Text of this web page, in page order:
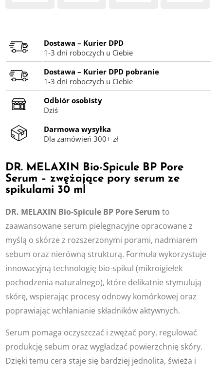
Dostawa – Kurier DPD
1-3 dni roboczych u Ciebie
Dostawa – Kurier DPD pobranie
1-3 dni roboczych u Ciebie
Odbiór osobisty
Dziś
Darmowa wysyłka
Dla zamówień 300+ zł
DR. MELAXIN Bio-Spicule BP Pore
Serum – zwężające pory serum ze
spikulami 30 ml
DR. MELAXIN Bio-Spicule BP Pore Serum to
zaawansowane serum pielęgnacyjne opracowane z
myślą o skórze z rozszerzonymi porami, nadmiarem
sebum oraz nierówną strukturą. Formuła wykorzystuje
innowacyjną technologię bio-spikul (mikroigiełek
pochodzenia naturalnego), które delikatnie stymulują
skórę, wspierając procesy odnowy komórkowej oraz
poprawiając wchłanianie składników aktywnych.
Serum pomaga oczyszczać i zwężać pory, regulować
produkcję sebum oraz wygładzać powierzchnię skóry.
Dzięki temu cera staje się bardziej jednolita, świeża i